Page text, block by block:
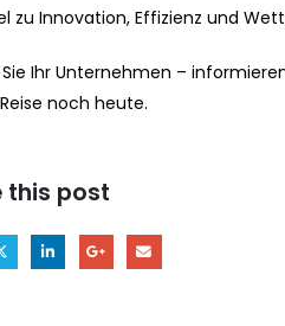
zu Innovation, Effizienz und
Ihr Unternehmen –
noch heute.
this post